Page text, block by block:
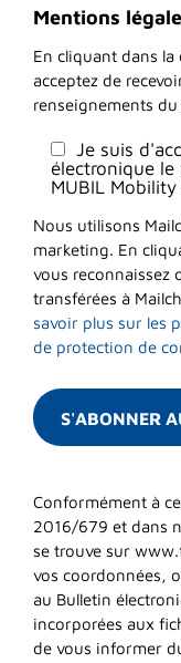
Mentions
En cliquant dans la
acceptez de
renseignements
Je suis
électronique
MUBIL Mobility
Nous utilisons
marketing. En
vous reconnaissez
transférées à
savoir plus sur les
de protection de
Conformément à
2016/679 et dans
se trouve sur
vos coordonnées,
au Bulletin
incorporées aux
de vous informer